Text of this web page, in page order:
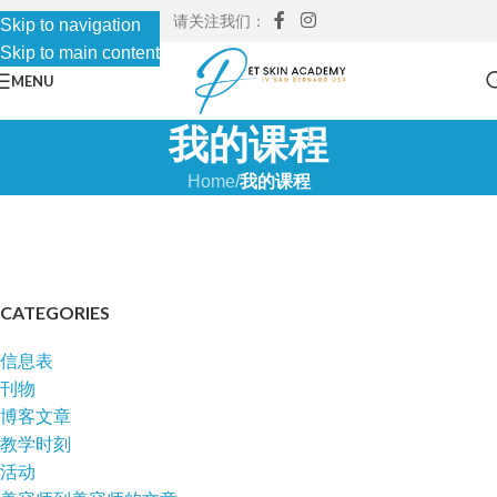
Skip to navigation
Skip to main content
请关注我们：
MENU
我的课程
Home/我的课程
CATEGORIES
信息表
刊物
博客文章
教学时刻
活动